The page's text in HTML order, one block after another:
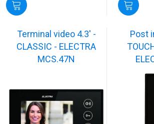
Terminal video 4.3' -
CLASSIC - ELECTRA
MCS.47N
Post